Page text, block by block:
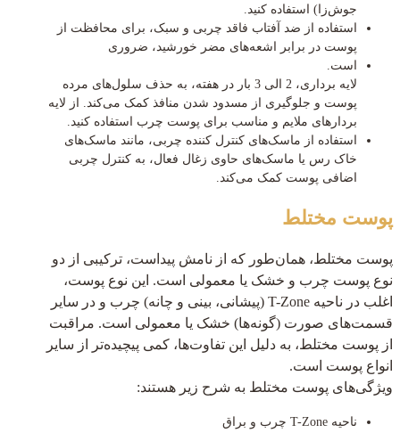
جوش‌زا) استفاده کنید.
استفاده از ضد آفتاب فاقد چربی و سبک، برای محافظت از
پوست در برابر اشعه‌های مضر خورشید، ضروری
است.
لایه برداری، 2 الی 3 بار در هفته، به حذف سلول‌های مرده
پوست و جلوگیری از مسدود شدن منافذ کمک می‌کند. از لایه
بردارهای ملایم و مناسب برای پوست چرب استفاده کنید.
استفاده از ماسک‌های کنترل کننده چربی، مانند ماسک‌های
خاک رس یا ماسک‌های حاوی زغال فعال، به کنترل چربی
اضافی پوست کمک می‌کند.
پوست مختلط
پوست مختلط، همان‌طور که از نامش پیداست، ترکیبی از دو
نوع پوست چرب و خشک یا معمولی است. این نوع پوست،
اغلب در ناحیه T-Zone (پیشانی، بینی و چانه) چرب و در سایر
قسمت‌های صورت (گونه‌ها) خشک یا معمولی است. مراقبت
از پوست مختلط، به دلیل این تفاوت‌ها، کمی پیچیده‌تر از سایر
انواع پوست است.
ویژگی‌های پوست مختلط به شرح زیر هستند:
ناحیه T-Zone چرب و براق